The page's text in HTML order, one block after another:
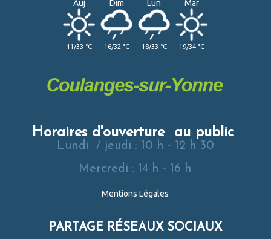
Auj
11/33 °C
Dim
16/32 °C
Lun
18/33 °C
Mar
19/34 °C
Horaires d'ouverture au public
Lundi / jeudi : 10 h - 12 h 30
Mercredi : 14 h - 16 h
Mentions Légales
PARTAGE RÉSEAUX SOCIAUX